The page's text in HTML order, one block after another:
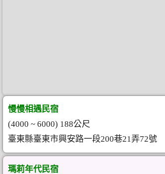
慢慢相遇民宿
(4000 ~ 6000) 188公尺
臺東縣臺東市興安路一段200巷21弄72號
瑪莉年代民宿